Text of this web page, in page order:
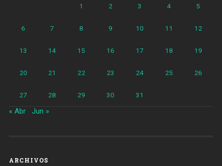
1 2 3 4 5
6 7 8 9 10 11 12
13 14 15 16 17 18 19
20 21 22 23 24 25 26
27 28 29 30 31
« Abr Jun »
ARCHIVOS